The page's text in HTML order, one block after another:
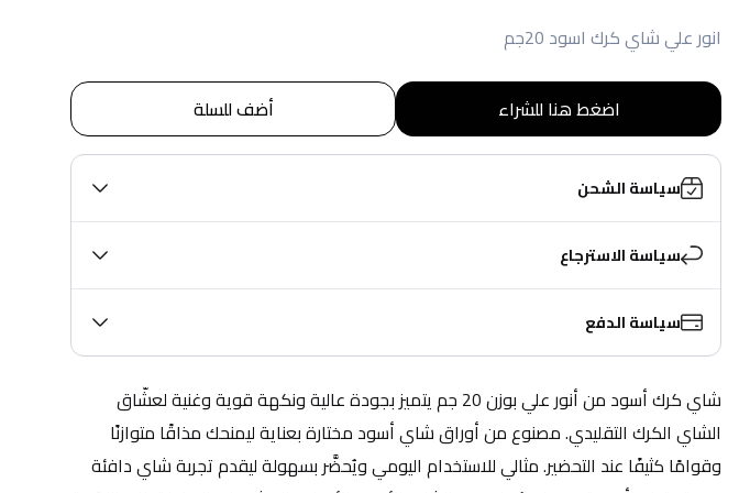
انور علي شاي كرك اسود 20جم
اضغط هنا للشراء أضف للسلة
سياسة الشحن
سياسة الاسترجاع
سياسة الدفع